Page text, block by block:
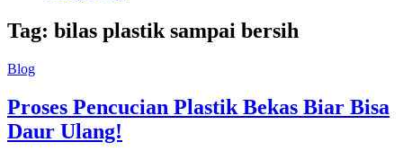
Tag: bilas plastik sampai bersih
Blog
Proses Pencucian Plastik Bekas Biar Bisa
Daur Ulang!